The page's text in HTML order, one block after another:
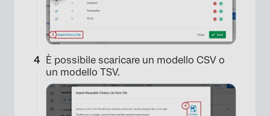
È possibile scaricare un modello CSV o
un modello TSV.